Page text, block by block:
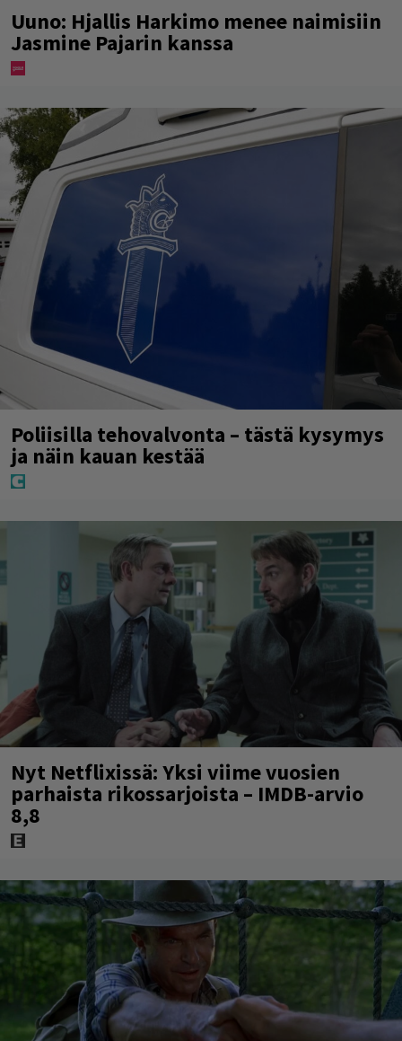
Uuno: Hjallis Harkimo menee naimisiin
Jasmine Pajarin kanssa
Poliisilla tehovalvonta – tästä kysymys
ja näin kauan kestää
Nyt Netflixissä: Yksi viime vuosien
parhaista rikossarjoista – IMDB-arvio
8,8